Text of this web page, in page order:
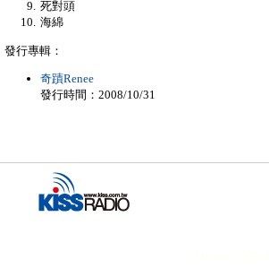
死對頭
海綿
發行專輯：
奇蹟Renee
發行時間：2008/10/31